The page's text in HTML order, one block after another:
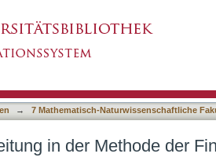
→ 7 Mathematisch-Naturwissenschaftliche
in der Methode der